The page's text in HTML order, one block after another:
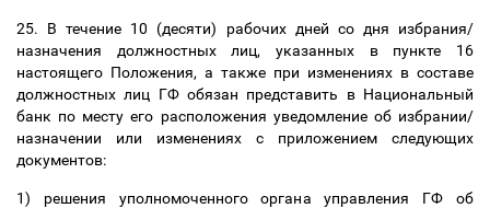
25. В течение 10 (десяти) рабочих дней со дня избрания/
назначения должностных лиц, указанных в пункте 16
настоящего Положения, а также при изменениях в составе
должностных лиц ГФ обязан представить в Национальный
банк по месту его расположения уведомление об избрании/
назначении или изменениях с приложением следующих
документов:
1) решения уполномоченного органа управления ГФ об